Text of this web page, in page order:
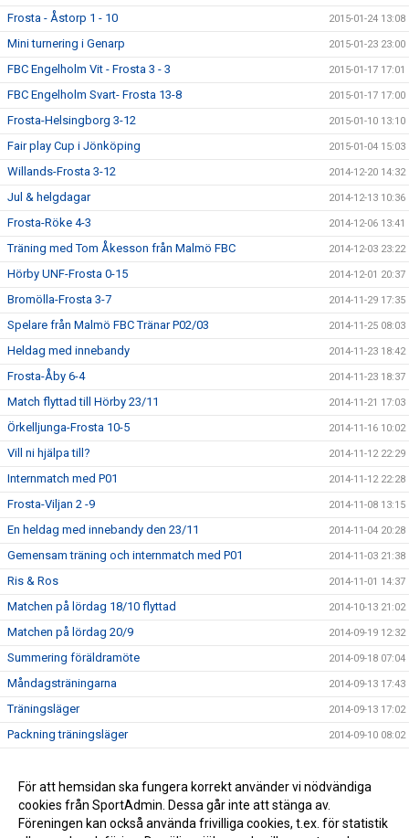
Frosta - Åstorp 1 - 10 2015-01-24 13:08
Mini turnering i Genarp 2015-01-23 23:00
FBC Engelholm Vit - Frosta 3 - 3 2015-01-17 17:01
FBC Engelholm Svart- Frosta 13-8 2015-01-17 17:00
Frosta-Helsingborg 3-12 2015-01-10 13:10
Fair play Cup i Jönköping 2015-01-04 15:03
Willands-Frosta 3-12 2014-12-20 14:32
Jul & helgdagar 2014-12-13 10:36
Frosta-Röke 4-3 2014-12-06 13:41
Träning med Tom Åkesson från Malmö FBC 2014-12-03 23:22
Hörby UNF-Frosta 0-15 2014-12-01 20:37
Bromölla-Frosta 3-7 2014-11-29 17:35
Spelare från Malmö FBC Tränar P02/03 2014-11-25 08:03
Heldag med innebandy 2014-11-23 18:42
Frosta-Åby 6-4 2014-11-23 18:37
Match flyttad till Hörby 23/11 2014-11-21 17:03
Örkelljunga-Frosta 10-5 2014-11-16 10:02
Vill ni hjälpa till? 2014-11-12 22:29
Internmatch med P01 2014-11-12 22:28
Frosta-Viljan 2 -9 2014-11-08 13:15
En heldag med innebandy den 23/11 2014-11-04 20:28
Gemensam träning och internmatch med P01 2014-11-03 21:38
Ris & Ros 2014-11-01 14:37
Matchen på lördag 18/10 flyttad 2014-10-13 21:02
Matchen på lördag 20/9 2014-09-19 12:32
Summering föräldramöte 2014-09-18 07:04
Måndagsträningarna 2014-09-13 17:43
Träningsläger 2014-09-13 17:02
Packning träningsläger 2014-09-10 08:02
Träningsläger 2014-08-24 22:28
Träningsstart 2014-08-24 22:27
För att hemsidan ska fungera korrekt använder vi nödvändiga
cookies från SportAdmin. Dessa går inte att stänga av.
Föreningen kan också använda frivilliga cookies, t.ex. för statistik